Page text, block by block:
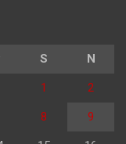
S N
1 2
8 9